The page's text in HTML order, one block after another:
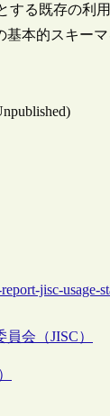
する既存の利
本的スキー
jisc-usage-
会（JISC）